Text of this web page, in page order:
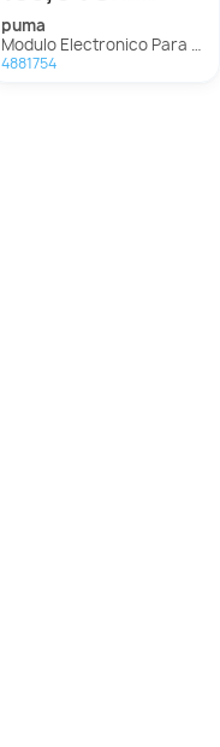
puma
Modulo Electronico Para Ford Puma
4881754